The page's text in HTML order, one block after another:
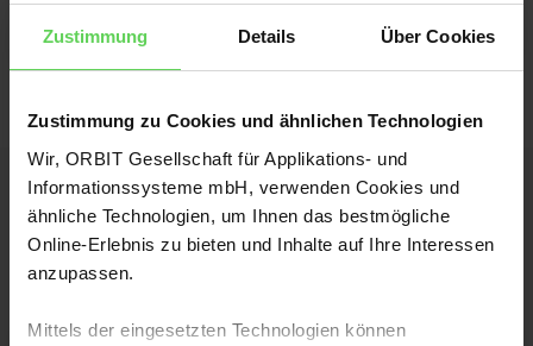
Zustimmung Details Über Cookies
Zustimmung zu Cookies und ähnlichen Technologien
Wir, ORBIT Gesellschaft für Applikations- und
Informationssysteme mbH, verwenden Cookies und
ähnliche Technologien, um Ihnen das bestmögliche
Online-Erlebnis zu bieten und Inhalte auf Ihre Interessen
anzupassen.
Mittels der eingesetzten Technologien können
Sprachmodell nicht verarbeiten darf.
Noch mehr KI-Fitness